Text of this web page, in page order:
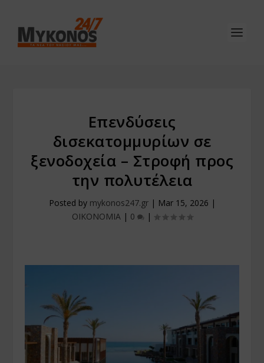
Επενδύσεις
δισεκατομμυρίων σε
ξενοδοχεία – Στροφή προς
την πολυτέλεια
Posted by mykonos247.gr| Mar 15, 2026 |
ΟΙΚΟΝΟΜΙΑ| 0 |